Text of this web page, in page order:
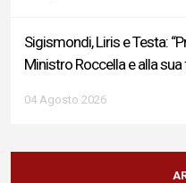
Sigismondi, Liris e Testa:
Ministro Roccella e alla sua
04 Agosto 2026
Terminal bus "Lorenzo
viabilità per il